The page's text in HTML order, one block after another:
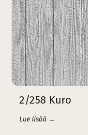
2/258 Kuro
Lue lisää →